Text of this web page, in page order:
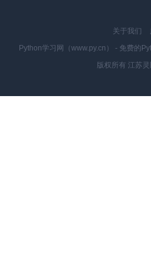
关于我们
Python学习网（www.py.cn） - 免费的
版权所有 江苏